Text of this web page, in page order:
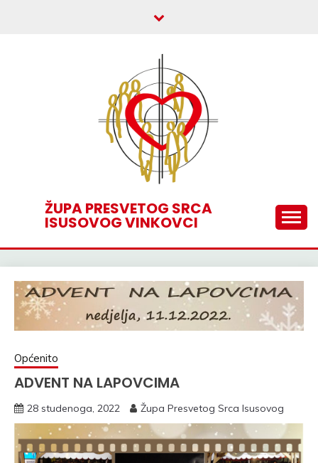
ŽUPA PRESVETOG SRCA
ISUSOVOG VINKOVCI
Općenito
ADVENT NA LAPOVCIMA
28 studenoga, 2022 Župa Presvetog Srca Isusovog